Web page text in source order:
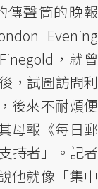
傳聲筒的晚報
Evening
，就曾
，試圖訪問利
後來不耐煩便
母報《每日郵
持者」。記者
他就像「集中